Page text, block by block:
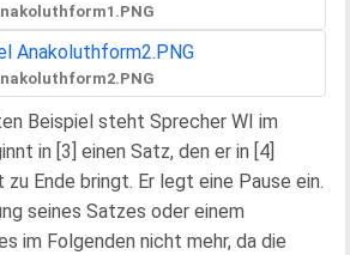
Beispiel steht Sprecher WI im
in [3] einen Satz, den er in [4]
Ende bringt. Er legt eine Pause ein.
seines Satzes oder einem
im Folgenden nicht mehr, da die